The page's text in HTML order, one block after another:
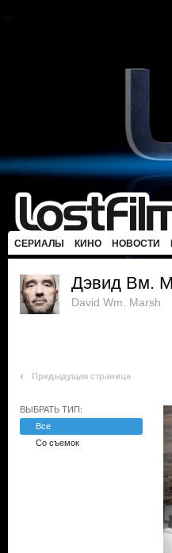
СЕРИАЛЫ КИНО НОВОСТИ
Дэвид Вм.
David Wm. Marsh
Предыдущая страница
ВЫБРАТЬ ТИП:
Все
Со съемок